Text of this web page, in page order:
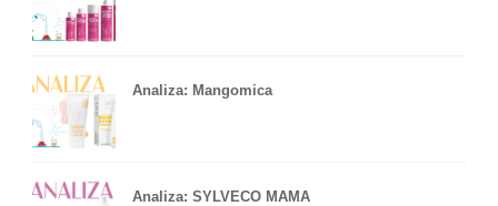
Analiza: Mangomica
Analiza: SYLVECO MAMA